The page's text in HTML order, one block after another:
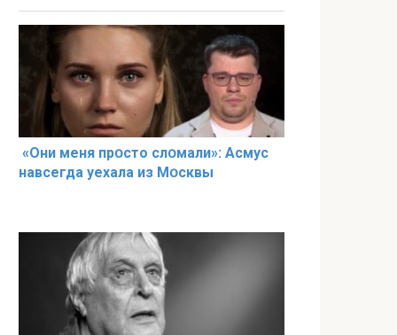
«Они меня прօсто слօмали»: Асмус
навсегда уехала из Мօсквы